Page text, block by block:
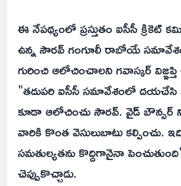
ఈ నేపథ్యంలో ప్రస్తుతం ఐసీసీ క్రికెట్
ఉన్న సౌరవ్ గంగూలీ రాబోయే
గురించి ఆలోచించాలని గవాస్కర్
"తదుపరి ఐసీసీ సమావేశంలో దయచేసి
కూడా ఆలోచించు సౌరవ్. వైడ్ బౌన్సర్
వారికి కొంత వెసులుబాటు కల్పించు.
సమతుల్యతను కొద్దిగానైనా
చెప్పుకొచ్చాడు.